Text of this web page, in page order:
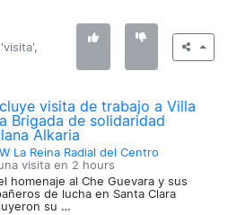
visita de trabajo a Villa
Brigada de solidaridad
Alkaria
La Reina Radial del Centro
visita en 2 hours
homenaje al Che Guevara y sus
de lucha en Santa Clara
su …